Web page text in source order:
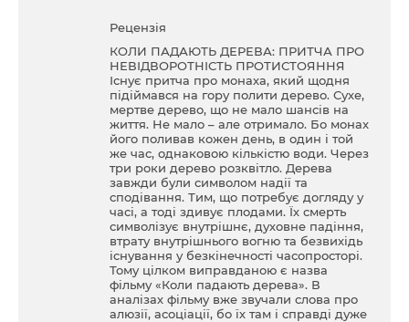
Рецензія
КОЛИ ПАДАЮТЬ ДЕРЕВА: ПРИТЧА ПРО
НЕВІДВОРОТНІСТЬ ПРОТИСТОЯННЯ
Існує притча про монаха, який щодня
підіймався на гору полити дерево. Сухе,
мертве дерево, що не мало шансів на
життя. Не мало – але отримало. Бо монах
його поливав кожен день, в один і той
же час, однаковою кількістю води. Через
три роки дерево розквітло. Дерева
завжди були символом надії та
сподівання. Тим, що потребує догляду у
часі, а тоді здивує плодами. Їх смерть
символізує внутрішнє, духовне падіння,
втрату внутрішнього вогню та безвихідь
існування у безкінечності часопросторі.
Тому цілком виправданою є назва
фільму «Коли падають дерева». В
аналізах фільму вже звучали слова про
алюзії, асоціації, бо їх там і справді дуже